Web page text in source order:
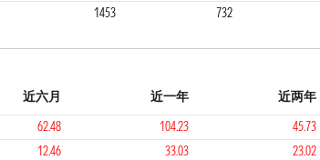
1453 732
近六月 近一年 近两年
62.48 104.23 45.73
12.46 33.03 23.02